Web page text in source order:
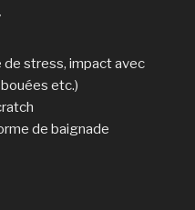
de stress, impact avec
etc.)
de baignade